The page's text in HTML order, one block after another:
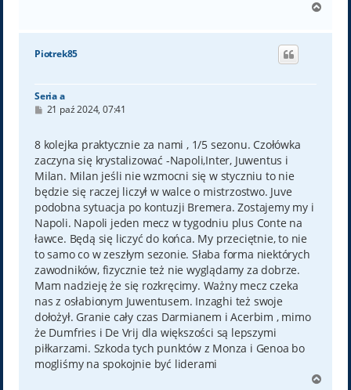
g
Piotrek85
Seria a
P
t
21 paź 2024, 07:41
8 kolejka praktycznie za nami , 1/5 sezonu. Czołówka
zaczyna się krystalizować -Napoli,Inter, Juwentus i
Milan. Milan jeśli nie wzmocni się w styczniu to nie
będzie się raczej liczył w walce o mistrzostwo. Juve
podobna sytuacja po kontuzji Bremera. Zostajemy my i
Napoli. Napoli jeden mecz w tygodniu plus Conte na
ławce. Będą się liczyć do końca. My przeciętnie, to nie
to samo co w zeszłym sezonie. Słaba forma niektórych
zawodników, fizycznie też nie wyglądamy za dobrze.
Mam nadzieję że się rozkręcimy. Ważny mecz czeka
nas z osłabionym Juwentusem. Inzaghi też swoje
dołożył. Granie cały czas Darmianem i Acerbim , mimo
że Dumfries i De Vrij dla większości są lepszymi
piłkarzami. Szkoda tych punktów z Monza i Genoa bo
mogliśmy na spokojnie być liderami